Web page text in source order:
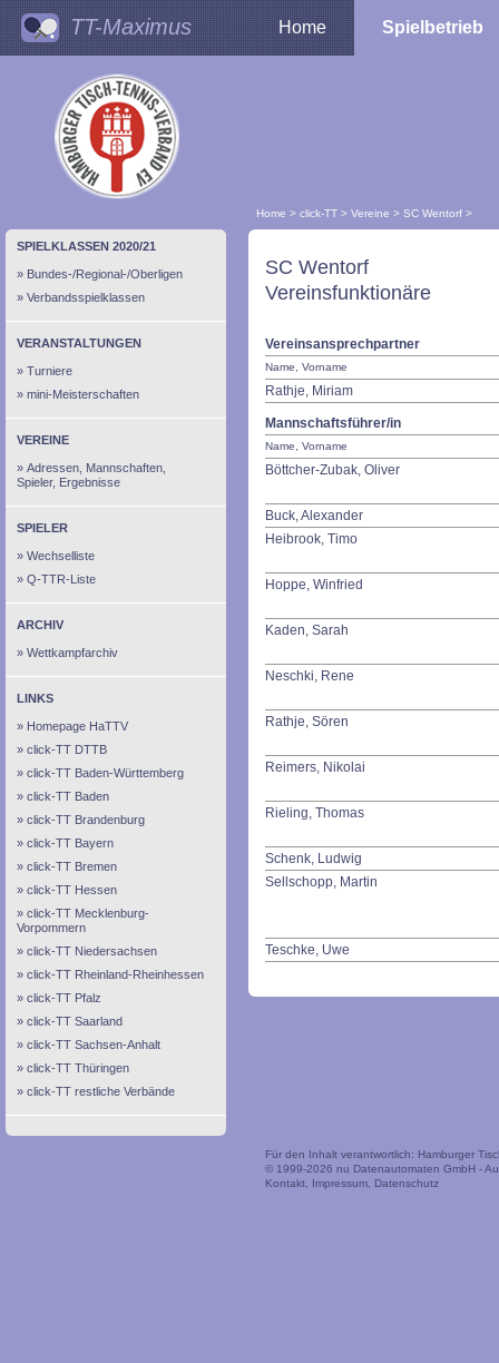
TT-Maximus Home Spielbetrieb
Home > click-TT > Vereine > SC Wentorf >
SPIELKLASSEN 2020/21
Bundes-/Regional-/Oberligen
Verbandsspielklassen
VERANSTALTUNGEN
Turniere
mini-Meisterschaften
VEREINE
Adressen, Mannschaften,
Spieler, Ergebnisse
SPIELER
Wechselliste
Q-TTR-Liste
ARCHIV
Wettkampfarchiv
LINKS
Homepage HaTTV
click-TT DTTB
click-TT Baden-Württemberg
click-TT Baden
click-TT Brandenburg
click-TT Bayern
click-TT Bremen
click-TT Hessen
click-TT Mecklenburg-
Vorpommern
click-TT Niedersachsen
click-TT Rheinland-Rheinhessen
click-TT Pfalz
click-TT Saarland
click-TT Sachsen-Anhalt
click-TT Thüringen
click-TT restliche Verbände
SC Wentorf
Vereinsfunktionäre
Vereinsansprechpartner
Name, Vorname
Rathje, Miriam
Mannschaftsführer/in
Name, Vorname
Böttcher-Zubak, Oliver
Buck, Alexander
Heibrook, Timo
Hoppe, Winfried
Kaden, Sarah
Neschki, Rene
Rathje, Sören
Reimers, Nikolai
Rieling, Thomas
Schenk, Ludwig
Sellschopp, Martin
Teschke, Uwe
Für den Inhalt verantwortlich: Hamburger
© 1999-2026 nu Datenautomaten GmbH -
Kontakt
Impressum Datenschutz